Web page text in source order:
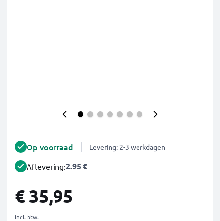
Op voorraad Levering: 2-3 werkdagen
Aflevering:2.95 €
€ 35,95
incl. btw.